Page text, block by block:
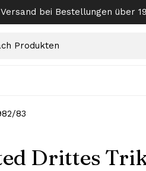
Versand bei Bestellungen über
83
Drittes